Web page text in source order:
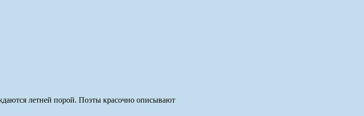
летней порой. Поэты красочно описывают